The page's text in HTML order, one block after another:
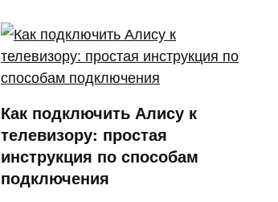
Как подключить Алису к
телевизору: простая
инструкция по способам
подключения